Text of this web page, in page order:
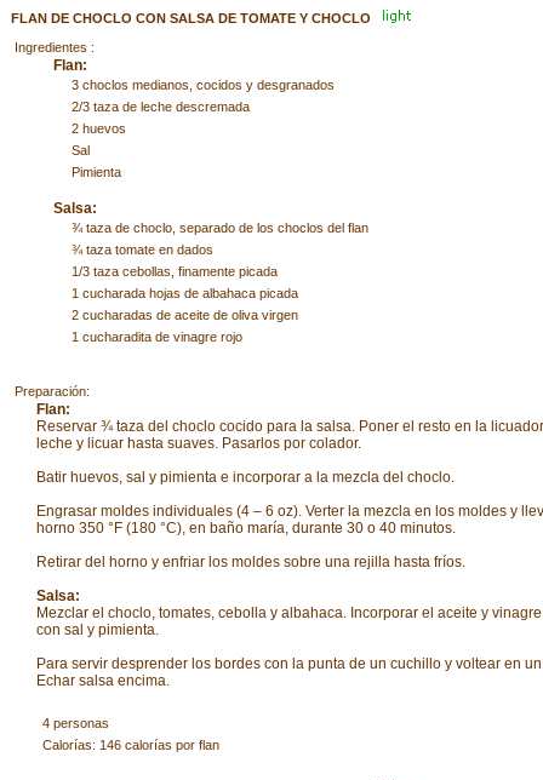
FLAN DE CHOCLO CON SALSA DE TOMATE Y CHOCLO
Ingredientes :
Flan:
3 choclos medianos, cocidos y desgranados
2/3 taza de leche descremada
2 huevos
Sal
Pimienta
Salsa:
¾ taza de choclo, separado de los choclos del flan
¾ taza tomate en dados
1/3 taza cebollas, finamente picada
1 cucharada hojas de albahaca picada
2 cucharadas de aceite de oliva virgen
1 cucharadita de vinagre rojo
Preparación:
Flan:
Reservar ¾ taza del choclo cocido para la salsa. Poner el resto en la
leche y licuar hasta suaves. Pasarlos por colador.
Batir huevos, sal y pimienta e incorporar a la mezcla del choclo.
Engrasar moldes individuales (4 – 6 oz). Verter la mezcla en los moldes y
horno 350 °F (180 °C), en baño maría, durante 30 o 40 minutos.
Retirar del horno y enfriar los moldes sobre una rejilla hasta fríos.
Salsa:
Mezclar el choclo, tomates, cebolla y albahaca. Incorporar el aceite y
con sal y pimienta.
Para servir desprender los bordes con la punta de un cuchillo y voltear en
Echar salsa encima.
4 personas
Calorías: 146 calorías por flan